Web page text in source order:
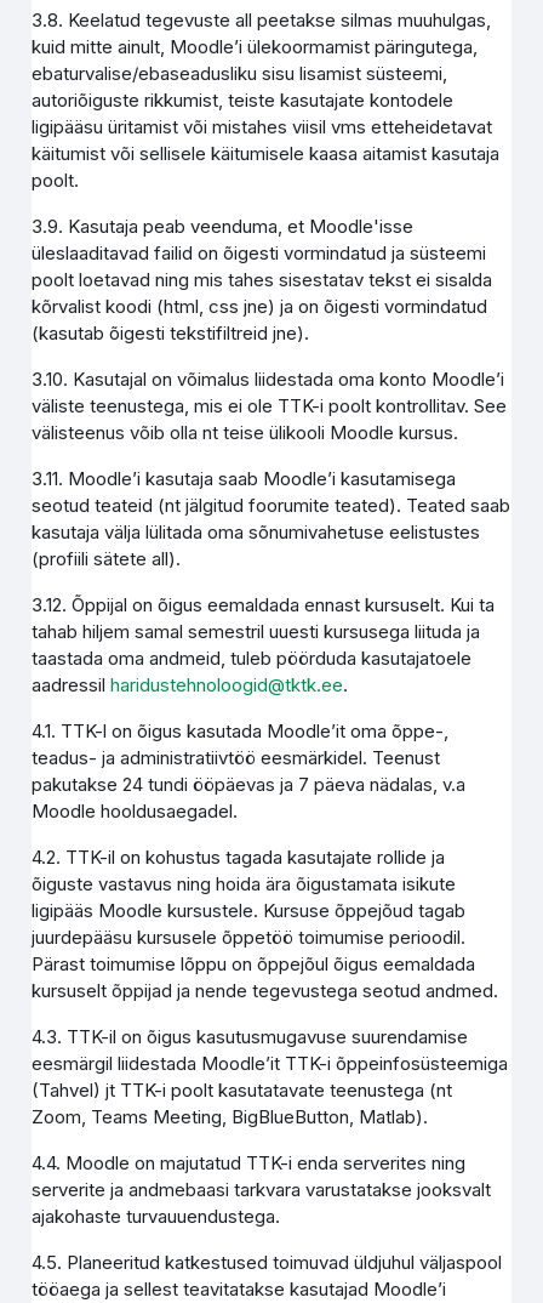
3.8. Keelatud tegevuste all peetakse silmas muuhulgas,
kuid mitte ainult, Moodle’i ülekoormamist päringutega,
ebaturvalise/ebaseadusliku sisu lisamist süsteemi,
autoriõiguste rikkumist, teiste kasutajate kontodele
ligipääsu üritamist või mistahes viisil vms etteheidetavat
käitumist või sellisele käitumisele kaasa aitamist kasutaja
poolt.
3.9. Kasutaja peab veenduma, et Moodle'isse
üleslaaditavad failid on õigesti vormindatud ja süsteemi
poolt loetavad ning mis tahes sisestatav tekst ei sisalda
kõrvalist koodi (html, css jne) ja on õigesti vormindatud
(kasutab õigesti tekstifiltreid jne).
3.10. Kasutajal on võimalus liidestada oma konto Moodle’i
väliste teenustega, mis ei ole TTK-i poolt kontrollitav. See
välisteenus võib olla nt teise ülikooli Moodle kursus.
3.11. Moodle’i kasutaja saab Moodle’i kasutamisega
seotud teateid (nt jälgitud foorumite teated). Teated saab
kasutaja välja lülitada oma sõnumivahetuse eelistustes
(profiili sätete all).
3.12. Õppijal on õigus eemaldada ennast kursuselt. Kui ta
tahab hiljem samal semestril uuesti kursusega liituda ja
taastada oma andmeid, tuleb pöörduda kasutajatoele
aadressilharidustehnoloogid@tktk.ee.
4.1. TTK-l on õigus kasutada Moodle’it oma õppe-,
teadus- ja administratiivtöö eesmärkidel. Teenust
pakutakse 24 tundi ööpäevas ja 7 päeva nädalas, v.a
Moodle hooldusaegadel.
4.2. TTK-il on kohustus tagada kasutajate rollide ja
õiguste vastavus ning hoida ära õigustamata isikute
ligipääs Moodle kursustele. Kursuse õppejõud tagab
juurdepääsu kursusele õppetöö toimumise perioodil.
Pärast toimumise lõppu on õppejõul õigus eemaldada
kursuselt õppijad ja nende tegevustega seotud andmed.
4.3. TTK-il on õigus kasutusmugavuse suurendamise
eesmärgil liidestada Moodle’it TTK-i õppeinfosüsteemiga
(Tahvel) jt TTK-i poolt kasutatavate teenustega (nt
Zoom, Teams Meeting, BigBlueButton, Matlab).
4.4. Moodle on majutatud TTK-i enda serverites ning
serverite ja andmebaasi tarkvara varustatakse jooksvalt
ajakohaste turvauuendustega.
4.5. Planeeritud katkestused toimuvad üldjuhul väljaspool
tööaega ja sellest teavitatakse kasutajad Moodle’i